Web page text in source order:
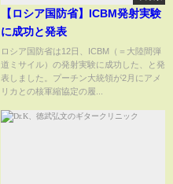
【ロシア国防省】ICBM発射実験
に成功と発表
ロシア国防省は12日、ICBM（＝大陸間弾
道ミサイル）の発射実験に成功した、と発
表しました。プーチン大統領が2月にアメ
リカとの核軍縮協定の履...